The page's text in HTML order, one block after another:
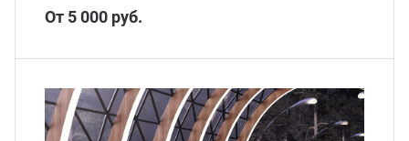
От 5 000 руб.